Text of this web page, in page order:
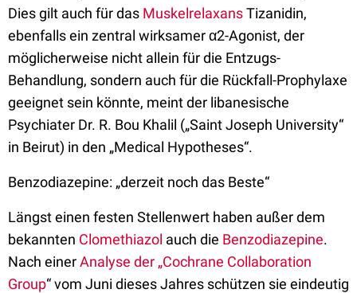
Dies gilt auch für das MuskelrelaxansTizanidin,
ebenfalls ein zentral wirksamer α2-Agonist, der
möglicherweise nicht allein für die Entzugs-
Behandlung, sondern auch für die Rückfall-Prophylaxe
geeignet sein könnte, meint der libanesische
Psychiater Dr. R. Bou Khalil („Saint Joseph University“
in Beirut) in den „Medical Hypotheses“.
Benzodiazepine: „derzeit noch das Beste“
Längst einen festen Stellenwert haben außer dem
bekannten Clomethiazol auch die Benzodiazepine.
Nach einerAnalyse der „Cochrane Collaboration
Group“ vom Juni dieses Jahres schützen sie eindeutig